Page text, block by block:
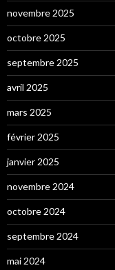
novembre 2025
octobre 2025
septembre 2025
avril 2025
mars 2025
février 2025
janvier 2025
novembre 2024
octobre 2024
septembre 2024
mai 2024